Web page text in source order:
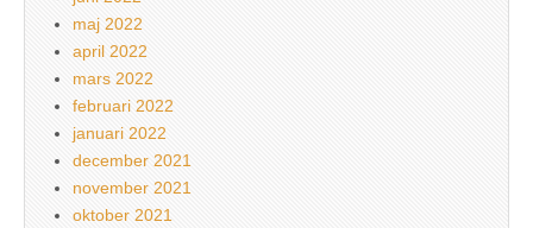
maj 2022
april 2022
mars 2022
februari 2022
januari 2022
december 2021
november 2021
oktober 2021